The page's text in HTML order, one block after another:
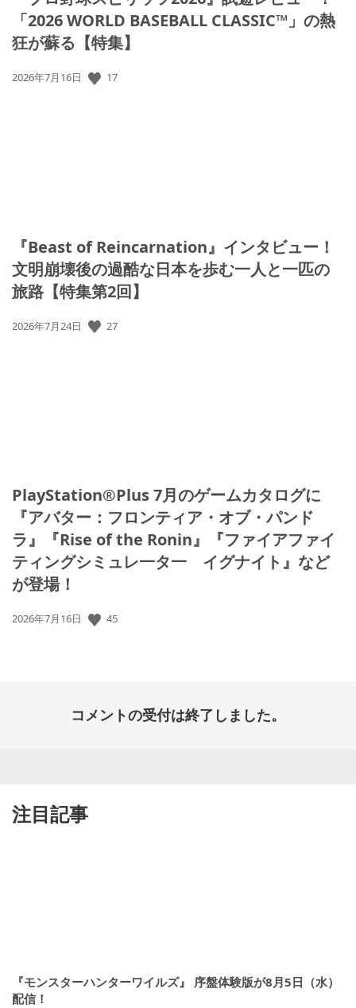
「2026 WORLD BASEBALL CLASSIC™」の熱
狂が蘇る【特集】
公
2026年7月16日 17
『Beast of Reincarnation』インタビュー！
文明崩壊後の過酷な日本を歩む一人と一匹の
旅路【特集第2回】
公
2026年7月24日 27
PlayStation®Plus 7月のゲームカタログに
『アバター：フロンティア・オブ・パンド
ラ』『Rise of the Ronin』『ファイアファイ
ティングシミュレ一タ一 イグナイト』など
が登場！
公
2026年7月16日 45
コメントの受付は終了しました。
注目記事
『モンスターハンターワイルズ』 序盤体験版が8月5日（水）
配信！